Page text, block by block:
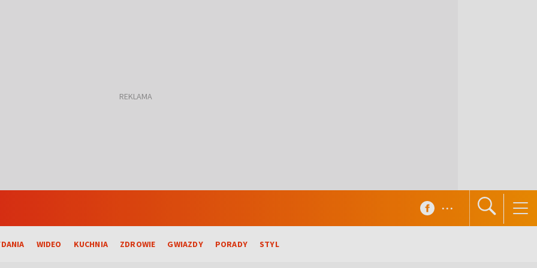
WIDEO KUCHNIA ZDROWIE GWIAZDY PORADY STYL
...